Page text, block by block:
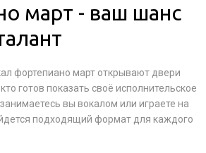
март - ваш шанс
фортепиано март открывают двери
готов показать своё исполнительское
вы вокалом или играете на
подходящий формат для каждого